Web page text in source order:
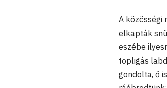
A közösségi
elkapták
eszébe
topligás
gondolta, ő